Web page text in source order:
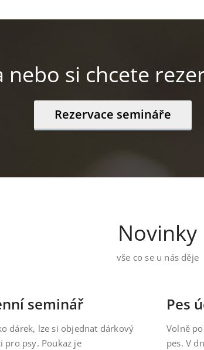
nebo si chcete
Rezervace semináře
Novinky
vše co se u nás děje
seminář
dárek, lze si objednat dárkový
pro psy. Poukaz je
Pes
Volně
pes. V